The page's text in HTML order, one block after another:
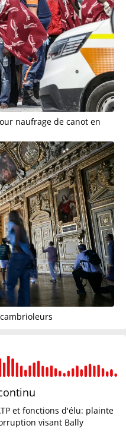
naufrage de canot en
et fonctions d'élu: plainte
visant Bally